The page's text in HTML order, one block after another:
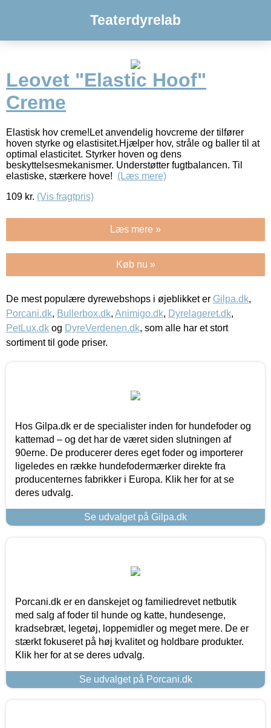
Teaterdyrelab
Leovet "Elastic Hoof"
Creme
Elastisk hov creme!Let anvendelig hovcreme der tilfører
hoven styrke og elastisitet.Hjælper hov, stråle og baller til at
optimal elasticitet. Styrker hoven og dens
beskyttelsesmekanismer. Understøtter fugtbalancen. Til
elastiske, stærkere hove! (Læs mere)
109 kr. (Vis fragtpris)
Læs mere »
Køb nu »
De mest populære dyrewebshops i øjeblikket er Gilpa.dk,
Porcani.dk, Bullerbox.dk, Animigo.dk, Dyrelageret.dk,
PetLux.dk og DyreVerdenen.dk, som alle har et stort
sortiment til gode priser.
Hos Gilpa.dk er de specialister inden for hundefoder og
kattemad – og det har de været siden slutningen af
90erne. De producerer deres eget foder og importerer
ligeledes en række hundefodermærker direkte fra
producenternes fabrikker i Europa. Klik her for at se
deres udvalg.
Se udvalget på Gilpa.dk
Porcani.dk er en danskejet og familiedrevet netbutik
med salg af foder til hunde og katte, hundesenge,
kradsebræt, legetøj, loppemidler og meget mere. De er
stærkt fokuseret på høj kvalitet og holdbare produkter.
Klik her for at se deres udvalg.
Se udvalget på Porcani.dk